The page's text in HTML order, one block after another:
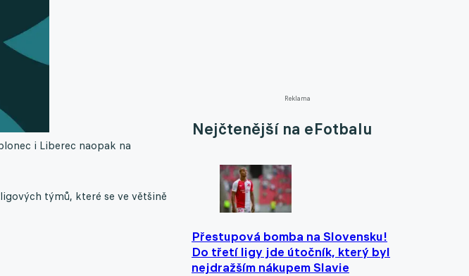
Reklama
Nejčtenější na eFotbalu
Přestupová bomba na Slovensku!
Do třetí ligy jde útočník, který byl
nejdražším nákupem Slavie
i Liberec naopak na
týmů, které se ve většině